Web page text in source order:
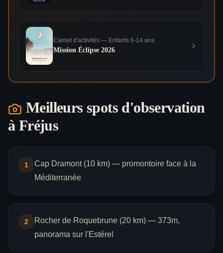
Carnet d'activités — Enfants 6-14 ans
Mission Éclipse 2026
Meilleurs spots d'observation
à Fréjus
1
Cap Dramont (10 km) — promontoire face à la
Méditerranée
2
Rocher de Roquebrune (20 km) — 373m,
panorama sur l'Estérel